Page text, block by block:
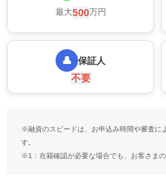
最大500万円
👤 保証人
不要
※融資のスピードは、お申込み時間や審査に
す。
※1：在籍確認が必要な場合でも、お客さまの